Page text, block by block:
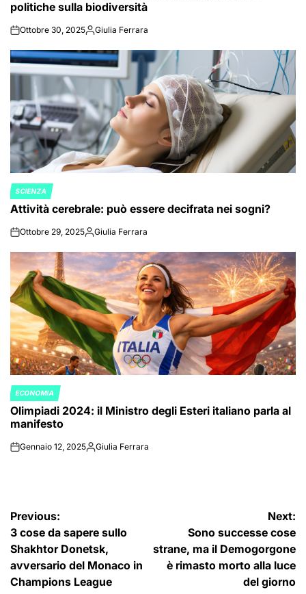
politiche sulla biodiversità
onOttobre 30, 2025Posted
Giulia Ferrara
POSTED
IN
SCIENZA
Attività cerebrale: può essere decifrata nei sogni?
onOttobre 29, 2025Posted
Giulia Ferrara
POSTED
IN
ECONOMIA
Olimpiadi 2024: il Ministro degli Esteri italiano parla al
manifesto
onGennaio 12, 2025Posted
Giulia Ferrara
Navigazione
articoli
Previous:
3 cose da sapere sullo
Shakhtor Donetsk,
avversario del Monaco in
Champions League
Next:
Sono successe cose
strane, ma il Demogorgone
è rimasto morto alla luce
del giorno